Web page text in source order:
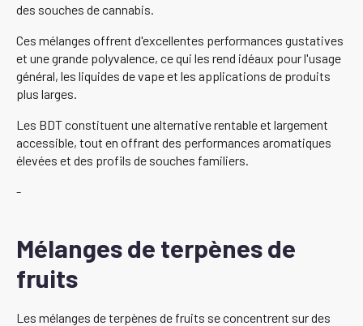
des souches de cannabis.
Ces mélanges offrent d'excellentes performances gustatives
et une grande polyvalence, ce qui les rend idéaux pour l'usage
général, les liquides de vape et les applications de produits
plus larges.
Les BDT constituent une alternative rentable et largement
accessible, tout en offrant des performances aromatiques
élevées et des profils de souches familiers.
-
Mélanges de terpènes de
fruits
Les mélanges de terpènes de fruits se concentrent sur des